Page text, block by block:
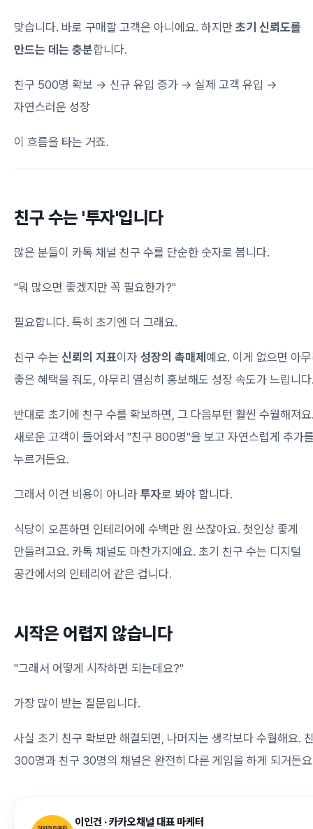
맞습니다. 바로 구매할 고객은 아니에요. 하지만 초기 신뢰도를
만드는 데는 충분합니다.
친구 500명 확보 → 신규 유입 증가 → 실제 고객 유입 →
자연스러운 성장
이 흐름을 타는 거죠.
친구 수는 '투자'입니다
많은 분들이 카톡 채널 친구 수를 단순한 숫자로 봅니다.
"뭐 많으면 좋겠지만 꼭 필요한가?"
필요합니다. 특히 초기엔 더 그래요.
친구 수는 신뢰의 지표이자 성장의 촉매제 예요. 이게 없으면 아
좋은 혜택을 줘도, 아무리 열심히 홍보해도 성장 속도가 느립니
반대로 초기에 친구 수를 확보하면, 그 다음부턴 훨씬 수월해져
새로운 고객이 들어와서 "친구 800명"을 보고 자연스럽게 추가
누르거든요.
그래서 이건 비용이 아니라 투자로 봐야 합니다.
식당이 오픈하면 인테리어에 수백만 원 쓰잖아요. 첫인상 좋게
만들려고요. 카톡 채널도 마찬가지예요. 초기 친구 수는 디지털
공간에서의 인테리어 같은 겁니다.
시작은 어렵지 않습니다
"그래서 어떻게 시작하면 되는데요?"
가장 많이 받는 질문입니다.
사실 초기 친구 확보만 해결되면, 나머지는 생각보다 수월해요.
300명과 친구 30명의 채널은 완전히 다른 게임을 하게 되거든
이인건 · 카카오채널 대표 마케터